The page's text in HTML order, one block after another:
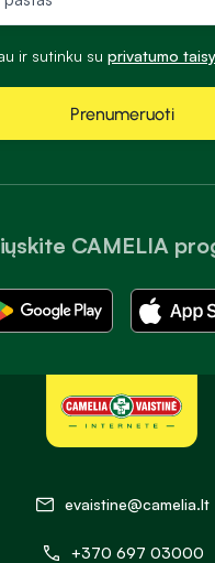
CAMELIA
ir sutinku su privatumo
Prenumeruoti
evaistine@camelia.lt
+370 697 03000